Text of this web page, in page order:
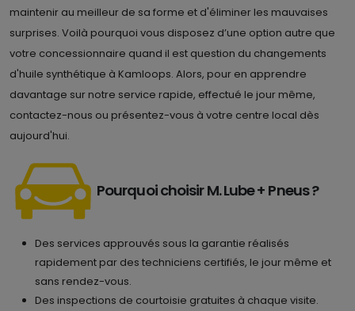
maintenir au meilleur de sa forme et d'éliminer les mauvaises
surprises. Voilà pourquoi vous disposez d’une option autre que
votre concessionnaire quand il est question du changements
d'huile synthétique à Kamloops. Alors, pour en apprendre
davantage sur notre service rapide, effectué le jour même,
contactez-nous ou présentez-vous à votre centre local dès
aujourd'hui.
Pourquoi choisir M. Lube + Pneus ?
Des services approuvés sous la garantie réalisés
rapidement par des techniciens certifiés, le jour même et
sans rendez-vous.
Des inspections de courtoisie gratuites à chaque visite.